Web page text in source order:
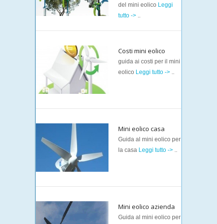
del mini eolico Leggi
tutto -> ..
Costi mini eolico
guida ai costi per il mini
eolico Leggi tutto -> ..
Mini eolico casa
Guida al mini eolico per
la casa Leggi tutto -> ..
Mini eolico azienda
Guida al mini eolico per